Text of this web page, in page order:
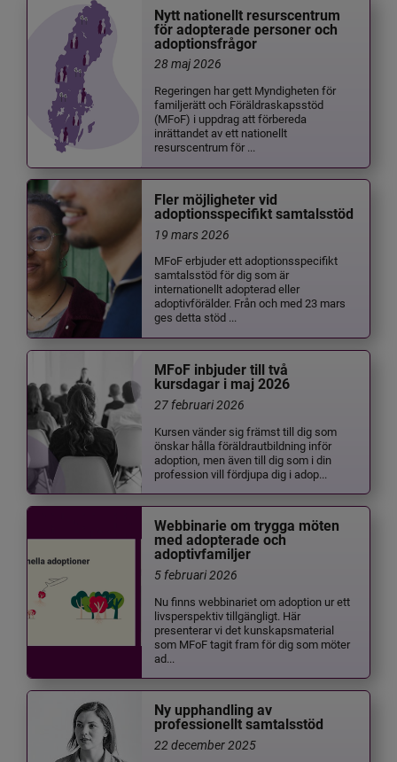
Nytt nationellt resurscentrum
för adopterade personer och
adoptionsfrågor
28 maj 2026
Regeringen har gett Myndigheten för
familjerätt och Föräldraskapsstöd
(MFoF) i uppdrag att förbereda
inrättandet av ett nationellt
resurscentrum för ...
Fler möjligheter vid
adoptionsspecifikt samtalsstöd
19 mars 2026
MFoF erbjuder ett adoptionsspecifikt
samtalsstöd för dig som är
internationellt adopterad eller
adoptivförälder. Från och med 23 mars
ges detta stöd ...
MFoF inbjuder till två
kursdagar i maj 2026
27 februari 2026
Kursen vänder sig främst till dig som
önskar hålla föräldrautbildning inför
adoption, men även till dig som i din
profession vill fördjupa dig i adop...
Webbinarie om trygga möten
med adopterade och
adoptivfamiljer
5 februari 2026
Nu finns webbinariet om adoption ur ett
livsperspektiv tillgängligt. Här
presenterar vi det kunskapsmaterial
som MFoF tagit fram för dig som möter
ad...
Ny upphandling av
professionellt samtalsstöd
22 december 2025